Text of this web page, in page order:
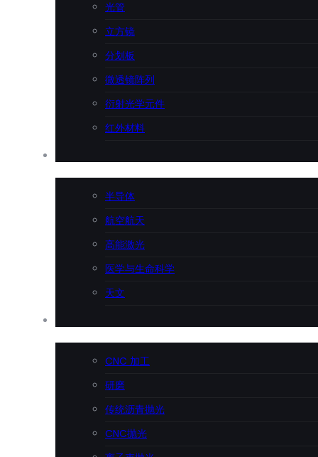
光管
立方镜
分划板
微透镜阵列
衍射光学元件
红外材料
半导体
航空航天
高能激光
医学与生命科学
天文
CNC 加工
研磨
传统沥青抛光
CNC抛光